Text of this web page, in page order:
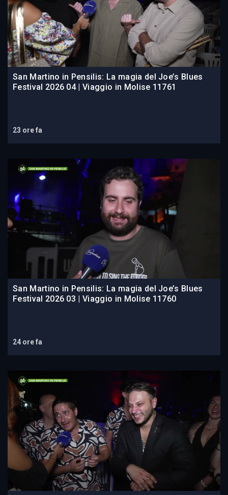
San Martino in Pensilis: La magia del Joe’s Blues
Festival 2026 04 | Viaggio in Molise 11761
23 ore fa
San Martino in Pensilis: La magia del Joe’s Blues
Festival 2026 03 | Viaggio in Molise 11760
24 ore fa